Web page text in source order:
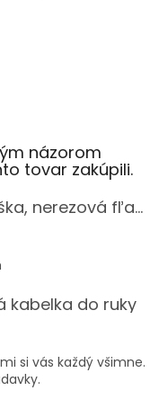
názorom
tovar zakúpili.
Ballet set školská taška, nerezová fľaša a plný peračník s motívom baletky pre dievča
hviezdičiek.
kabelka do ruky
hviezdičiek.
si vás každý všimne.